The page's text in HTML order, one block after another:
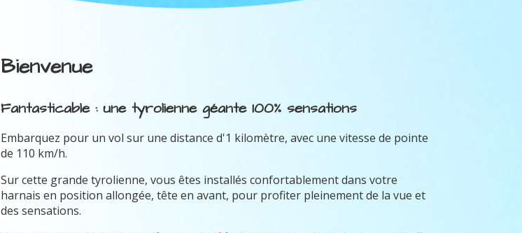
Bienvenue
Fantasticable : une tyrolienne géante 100% sensations
Embarquez pour un vol sur une distance d'1 kilomètre, avec une vitesse de pointe
de 110 km/h.
Sur cette grande tyrolienne, vous êtes installés confortablement dans votre
harnais en position allongée, tête en avant, pour profiter pleinement de la vue et
des sensations.